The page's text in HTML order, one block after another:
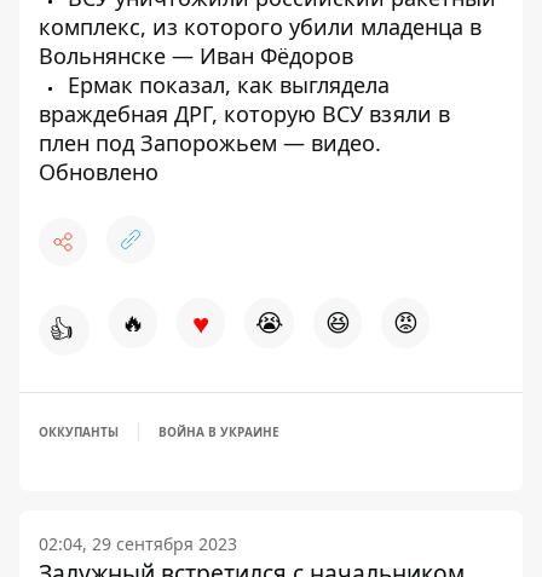
комплекс, из которого убили младенца в
Вольнянске — Иван Фёдоров
Ермак показал, как выглядела
враждебная ДРГ, которую ВСУ взяли в
плен под Запорожьем — видео.
Обновлено
👍 🔥 ♥ 😭 😆 😡
ОККУПАНТЫ ВОЙНА В УКРАИНЕ
02:04, 29 сентября 2023